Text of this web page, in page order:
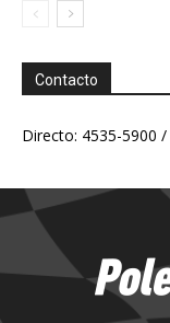
Contacto
Directo: 4535-5900 /